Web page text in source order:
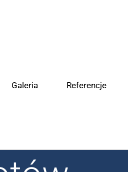
Galeria Referencje